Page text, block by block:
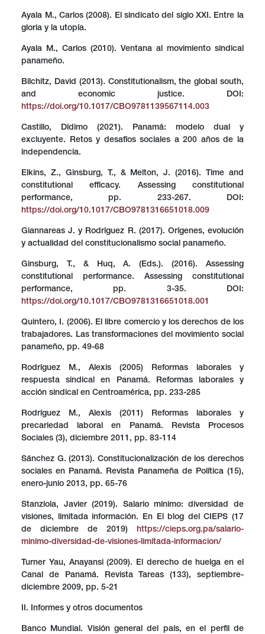
Ayala M., Carlos (2008). El sindicato del siglo XXI. Entre la
gloria y la utopía.
Ayala M., Carlos (2010). Ventana al movimiento sindical
panameño.
Bilchitz, David (2013). Constitutionalism, the global south,
and economic justice. DOI:
https://doi.org/10.1017/CBO9781139567114.003
Castillo, Dídimo (2021). Panamá: modelo dual y
excluyente. Retos y desafíos sociales a 200 años de la
independencia.
Elkins, Z., Ginsburg, T., & Melton, J. (2016). Time and
constitutional efficacy. Assessing constitutional
performance, pp. 233-267. DOI:
https://doi.org/10.1017/CBO9781316651018.009
Giannareas J. y Rodríguez R. (2017). Orígenes, evolución
y actualidad del constitucionalismo social panameño.
Ginsburg, T., & Huq, A. (Eds.). (2016). Assessing
constitutional performance. Assessing constitutional
performance, pp. 3-35. DOI:
https://doi.org/10.1017/CBO9781316651018.001
Quintero, I. (2006). El libre comercio y los derechos de los
trabajadores. Las transformaciones del movimiento social
panameño, pp. 49-68
Rodríguez M., Alexis (2005) Reformas laborales y
respuesta sindical en Panamá. Reformas laborales y
acción sindical en Centroamérica, pp. 233-285
Rodríguez M., Alexis (2011) Reformas laborales y
precariedad laboral en Panamá. Revista Procesos
Sociales (3), diciembre 2011, pp. 83-114
Sánchez G. (2013). Constitucionalización de los derechos
sociales en Panamá. Revista Panameña de Política (15),
enero-junio 2013, pp. 65-76
Stanziola, Javier (2019). Salario mínimo: diversidad de
visiones, limitada información. En El blog del CIEPS (17
de diciembre de 2019)
https://cieps.org.pa/salario-
minimo-diversidad-de-visiones-limitada-informacion/
Turner Yau, Anayansi (2009). El derecho de huelga en el
Canal de Panamá. Revista Tareas (133), septiembre-
diciembre 2009, pp. 5-21
II. Informes y otros documentos
Banco Mundial. Visión general del país, en el perfil de